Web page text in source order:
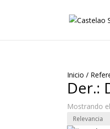
Inicio /
Der.:
Mostrando